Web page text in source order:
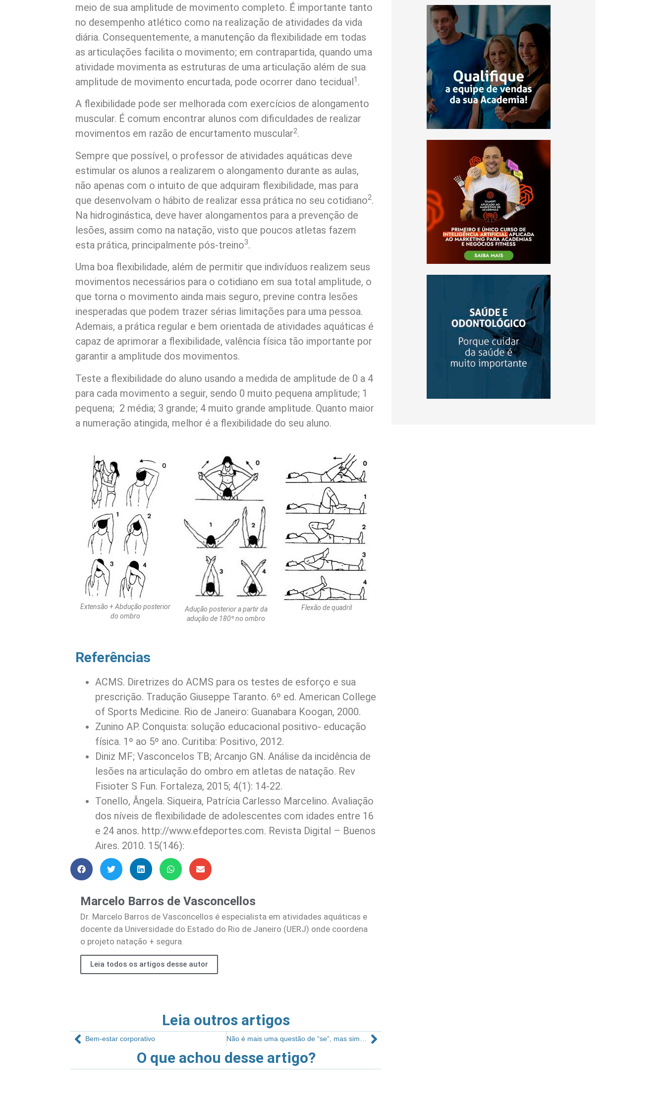
meio de sua amplitude de movimento completo. É importante tanto
no desempenho atlético como na realização de atividades da vida
diária. Consequentemente, a manutenção da flexibilidade em todas
as articulações facilita o movimento; em contrapartida, quando uma
atividade movimenta as estruturas de uma articulação além de sua
amplitude de movimento encurtada, pode ocorrer dano tecidual1 .
A flexibilidade pode ser melhorada com exercícios de alongamento
muscular. É comum encontrar alunos com dificuldades de realizar
movimentos em razão de encurtamento muscular2.
Sempre que possível, o professor de atividades aquáticas deve
estimular os alunos a realizarem o alongamento durante as aulas,
não apenas com o intuito de que adquiram flexibilidade, mas para
que desenvolvam o hábito de realizar essa prática no seu cotidiano2.
Na hidroginástica, deve haver alongamentos para a prevenção de
lesões, assim como na natação, visto que poucos atletas fazem
esta prática, principalmente pós-treino3.
Uma boa flexibilidade, além de permitir que indivíduos realizem seus
movimentos necessários para o cotidiano em sua total amplitude, o
que torna o movimento ainda mais seguro, previne contra lesões
inesperadas que podem trazer sérias limitações para uma pessoa.
Ademais, a prática regular e bem orientada de atividades aquáticas é
capaz de aprimorar a flexibilidade, valência física tão importante por
garantir a amplitude dos movimentos.
Teste a flexibilidade do aluno usando a medida de amplitude de 0 a 4
para cada movimento a seguir, sendo 0 muito pequena amplitude; 1
pequena; 2 média; 3 grande; 4 muito grande amplitude. Quanto maior
a numeração atingida, melhor é a flexibilidade do seu aluno.
Extensão + Abdução posterior
do ombro
Adução posterior a partir da
adução de 180º no ombro
Flexão de quadril
Referências
ACMS. Diretrizes do ACMS para os testes de esforço e sua
prescrição. Tradução Giuseppe Taranto. 6º ed. American College
of Sports Medicine. Rio de Janeiro: Guanabara Koogan, 2000.
Zunino AP. Conquista: solução educacional positivo- educação
física. 1º ao 5º ano. Curitiba: Positivo, 2012.
Diniz MF; Vasconcelos TB; Arcanjo GN. Análise da incidência de
lesões na articulação do ombro em atletas de natação. Rev
Fisioter S Fun. Fortaleza, 2015; 4(1): 14-22.
Tonello, Ângela. Siqueira, Patrícia Carlesso Marcelino. Avaliação
dos níveis de flexibilidade de adolescentes com idades entre 16
e 24 anos. http://www.efdeportes.com. Revista Digital – Buenos
Aires. 2010. 15(146):
Marcelo Barros de Vasconcellos
Dr. Marcelo Barros de Vasconcellos é especialista em atividades aquáticas e
docente da Universidade do Estado do Rio de Janeiro (UERJ) onde coordena
o projeto natação + segura.
Leia todos os artigos desse autor
Leia outros artigos
Bem-estar corporativo
O que achou desse artigo?